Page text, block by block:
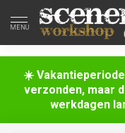
☀️
verzonden, maar
werkdagen
MENU